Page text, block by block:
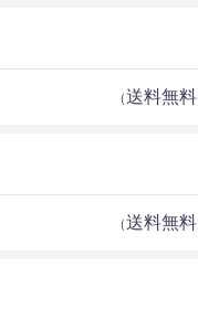
（送料無料
（送料無料